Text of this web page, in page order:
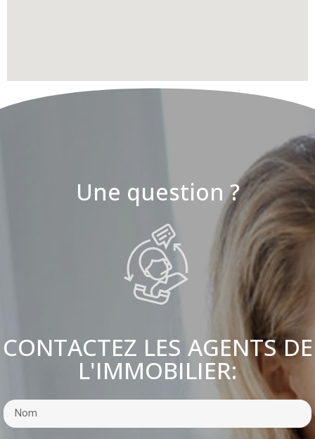
Une question ?
CONTACTEZ LES AGENTS DE
L'IMMOBILIER: